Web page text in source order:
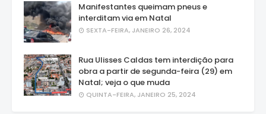
Manifestantes queimam pneus e
interditam via em Natal
SEXTA-FEIRA, JANEIRO 26, 2024
Rua Ulisses Caldas tem interdição para
obra a partir de segunda-feira (29) em
Natal; veja o que muda
QUINTA-FEIRA, JANEIRO 25, 2024